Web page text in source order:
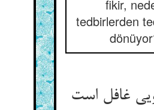
fikir,
tedbirlerden
غافل است